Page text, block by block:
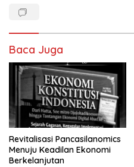
Baca Juga
Revitalisasi Pancasilanomics
Menuju Keadilan Ekonomi
Berkelanjutan